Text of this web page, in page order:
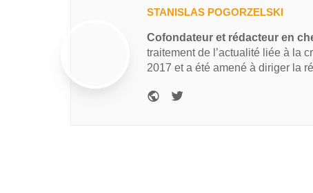
STANISLAS POGORZELSKI
Cofondateur et rédacteur en
traitement de l’actualité liée à la
2017 et a été amené à diriger la